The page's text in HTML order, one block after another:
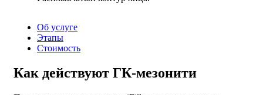
Об услуге
Этапы
Стоимость
Как действуют ГК-мезонити